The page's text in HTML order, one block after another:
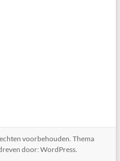
voorbehouden. Thema
door: WordPress.